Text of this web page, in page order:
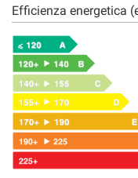
Efficienza energetica